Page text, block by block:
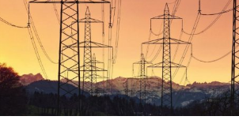
Axpo Group